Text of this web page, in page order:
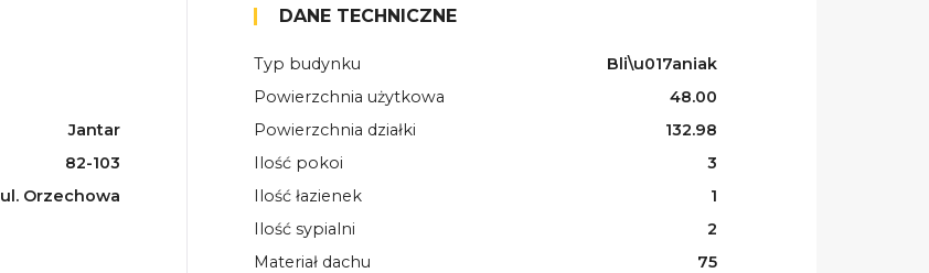
Jantar
82-103
ul. Orzechowa
DANE TECHNICZNE
Typ budynku
Bli\u017aniak
Powierzchnia użytkowa
48.00
Powierzchnia działki
132.98
Ilość pokoi
3
Ilość łazienek
1
Ilość sypialni
2
Materiał dachu
75